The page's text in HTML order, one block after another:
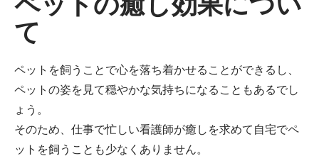
て
ペットを飼うことで心を落ち着かせることができるし、
ペットの姿を見て穏やかな気持ちになることもあるでし
ょう。
そのため、仕事で忙しい看護師が癒しを求めて自宅でペ
ットを飼うことも少なくありません。